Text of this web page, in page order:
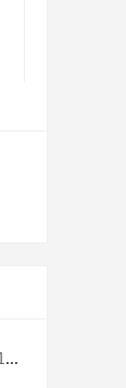
【中级电工】报考通知，更有1500元的政府补贴！